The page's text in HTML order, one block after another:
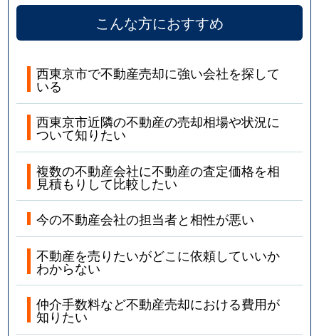
こんな方におすすめ
西東京市で不動産売却に強い会社を探して
いる
西東京市近隣の不動産の売却相場や状況に
ついて知りたい
複数の不動産会社に不動産の査定価格を相
見積もりして比較したい
今の不動産会社の担当者と相性が悪い
不動産を売りたいがどこに依頼していいか
わからない
仲介手数料など不動産売却における費用が
知りたい